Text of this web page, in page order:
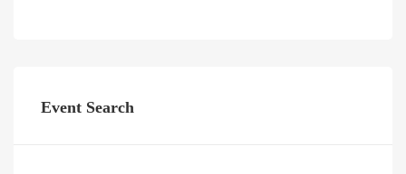
Event Search